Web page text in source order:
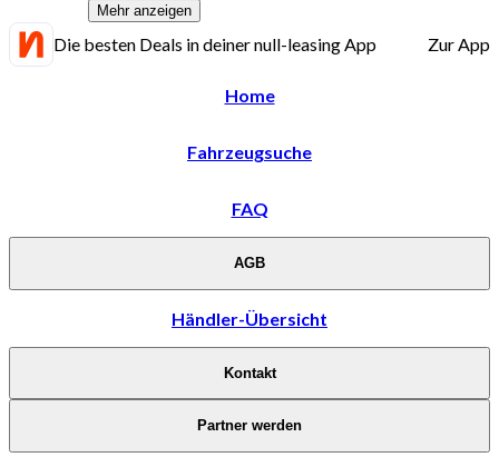
Mehr anzeigen
Die besten Deals in deiner null-leasing App Zur App
Home
Fahrzeugsuche
FAQ
AGB
Händler-Übersicht
Kontakt
Partner werden